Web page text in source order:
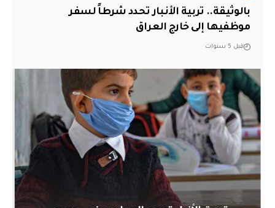
بالوثيقة.. تربية الأنبار تحدد شرطاً لسفر
موظفيها إلى خارج العراق
قبل 5 سنوات